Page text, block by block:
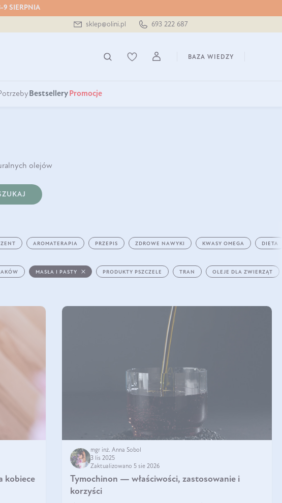
9 SIERPNIA
sklep@olini.pl 693 222 687
BAZA WIEDZY
Bestsellery Promocje
olejów
AROMATERAPIA PRZEPIS ZDROWE NAWYKI KWASY OMEGA DIETA
MASŁA I PASTY PRODUKTY PSZCZELE TRAN OLEJE DLA ZWIERZĄT
kobiece
mgr inż. Anna Sobol
3 lis 2025
Zaktualizowano 5 sie 2026
Tymochinon — właściwości, zastosowanie i
korzyści